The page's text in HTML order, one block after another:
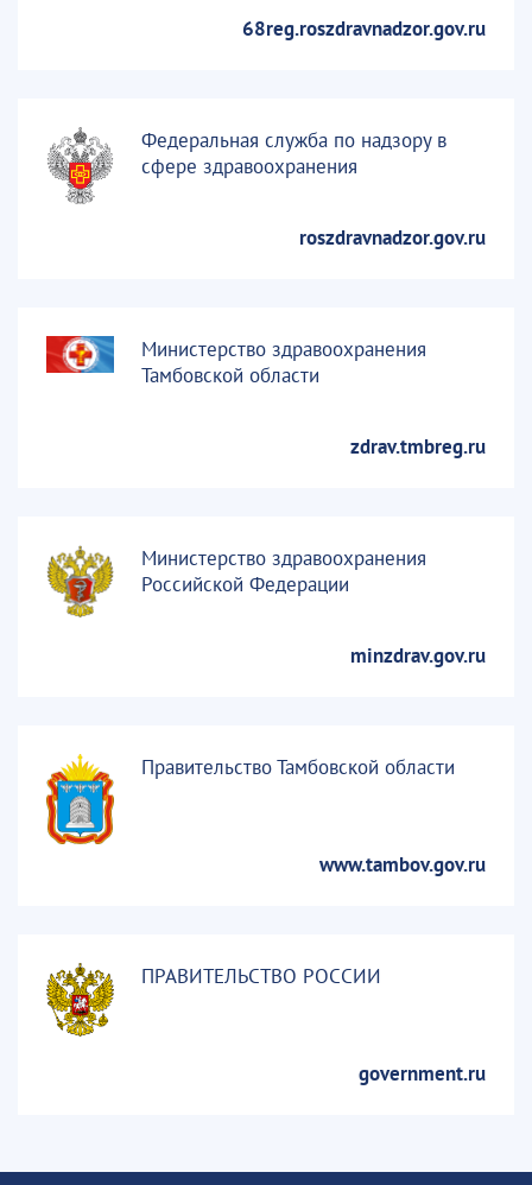
68reg.roszdravnadzor.gov.ru
Федеральная служба по надзору в
сфере здравоохранения
roszdravnadzor.gov.ru
Министерство здравоохранения
Тамбовской области
zdrav.tmbreg.ru
Министерство здравоохранения
Российской Федерации
minzdrav.gov.ru
Правительство Тамбовской области
www.tambov.gov.ru
ПРАВИТЕЛЬСТВО РОССИИ
government.ru